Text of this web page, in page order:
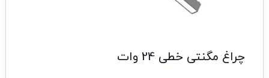
چراغ مگنتی خطی 24 وات